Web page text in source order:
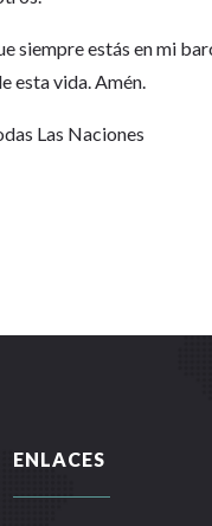
siempre estás en mi
esta vida. Amén.
Las Naciones
ENLACES